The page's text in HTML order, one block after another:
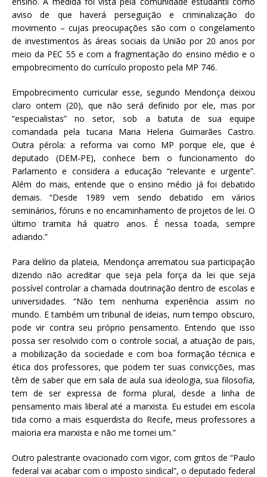
aviso de que haverá perseguição e criminalização do
movimento – cujas preocupações são com o congelamento
de investimentos às áreas sociais da União por 20 anos por
meio da PEC 55 e com a fragmentação do ensino médio e o
empobrecimento do currículo proposto pela MP 746.
Empobrecimento curricular esse, segundo Mendonça deixou
claro ontem (20), que não será definido por ele, mas por
“especialistas” no setor, sob a batuta de sua equipe
comandada pela tucana Maria Helena Guimarães Castro.
Outra pérola: a reforma vai como MP porque ele, que é
deputado (DEM-PE), conhece bem o funcionamento do
Parlamento e considera a educação “relevante e urgente”.
Além do mais, entende que o ensino médio já foi debatido
demais. “Desde 1989 vem sendo debatido em vários
seminários, fóruns e no encaminhamento de projetos de lei. O
último tramita há quatro anos. É nessa toada, sempre
adiando.”
Para delírio da plateia, Mendonça arrematou sua participação
dizendo não acreditar que seja pela força da lei que seja
possível controlar a chamada doutrinação dentro de escolas e
universidades. “Não tem nenhuma experiência assim no
mundo. E também um tribunal de ideias, num tempo obscuro,
pode vir contra seu próprio pensamento. Entendo que isso
possa ser resolvido com o controle social, a atuação de pais,
a mobilização da sociedade e com boa formação técnica e
ética dos professores, que podem ter suas convicções, mas
têm de saber que em sala de aula sua ideologia, sua filosofia,
tem de ser expressa de forma plural, desde a linha de
pensamento mais liberal até a marxista. Eu estudei em escola
tida como a mais esquerdista do Recife, meus professores a
maioria era marxista e não me tornei um.”
Outro palestrante ovacionado com vigor, com gritos de “Paulo
federal vai acabar com o imposto sindical”, o deputado federal